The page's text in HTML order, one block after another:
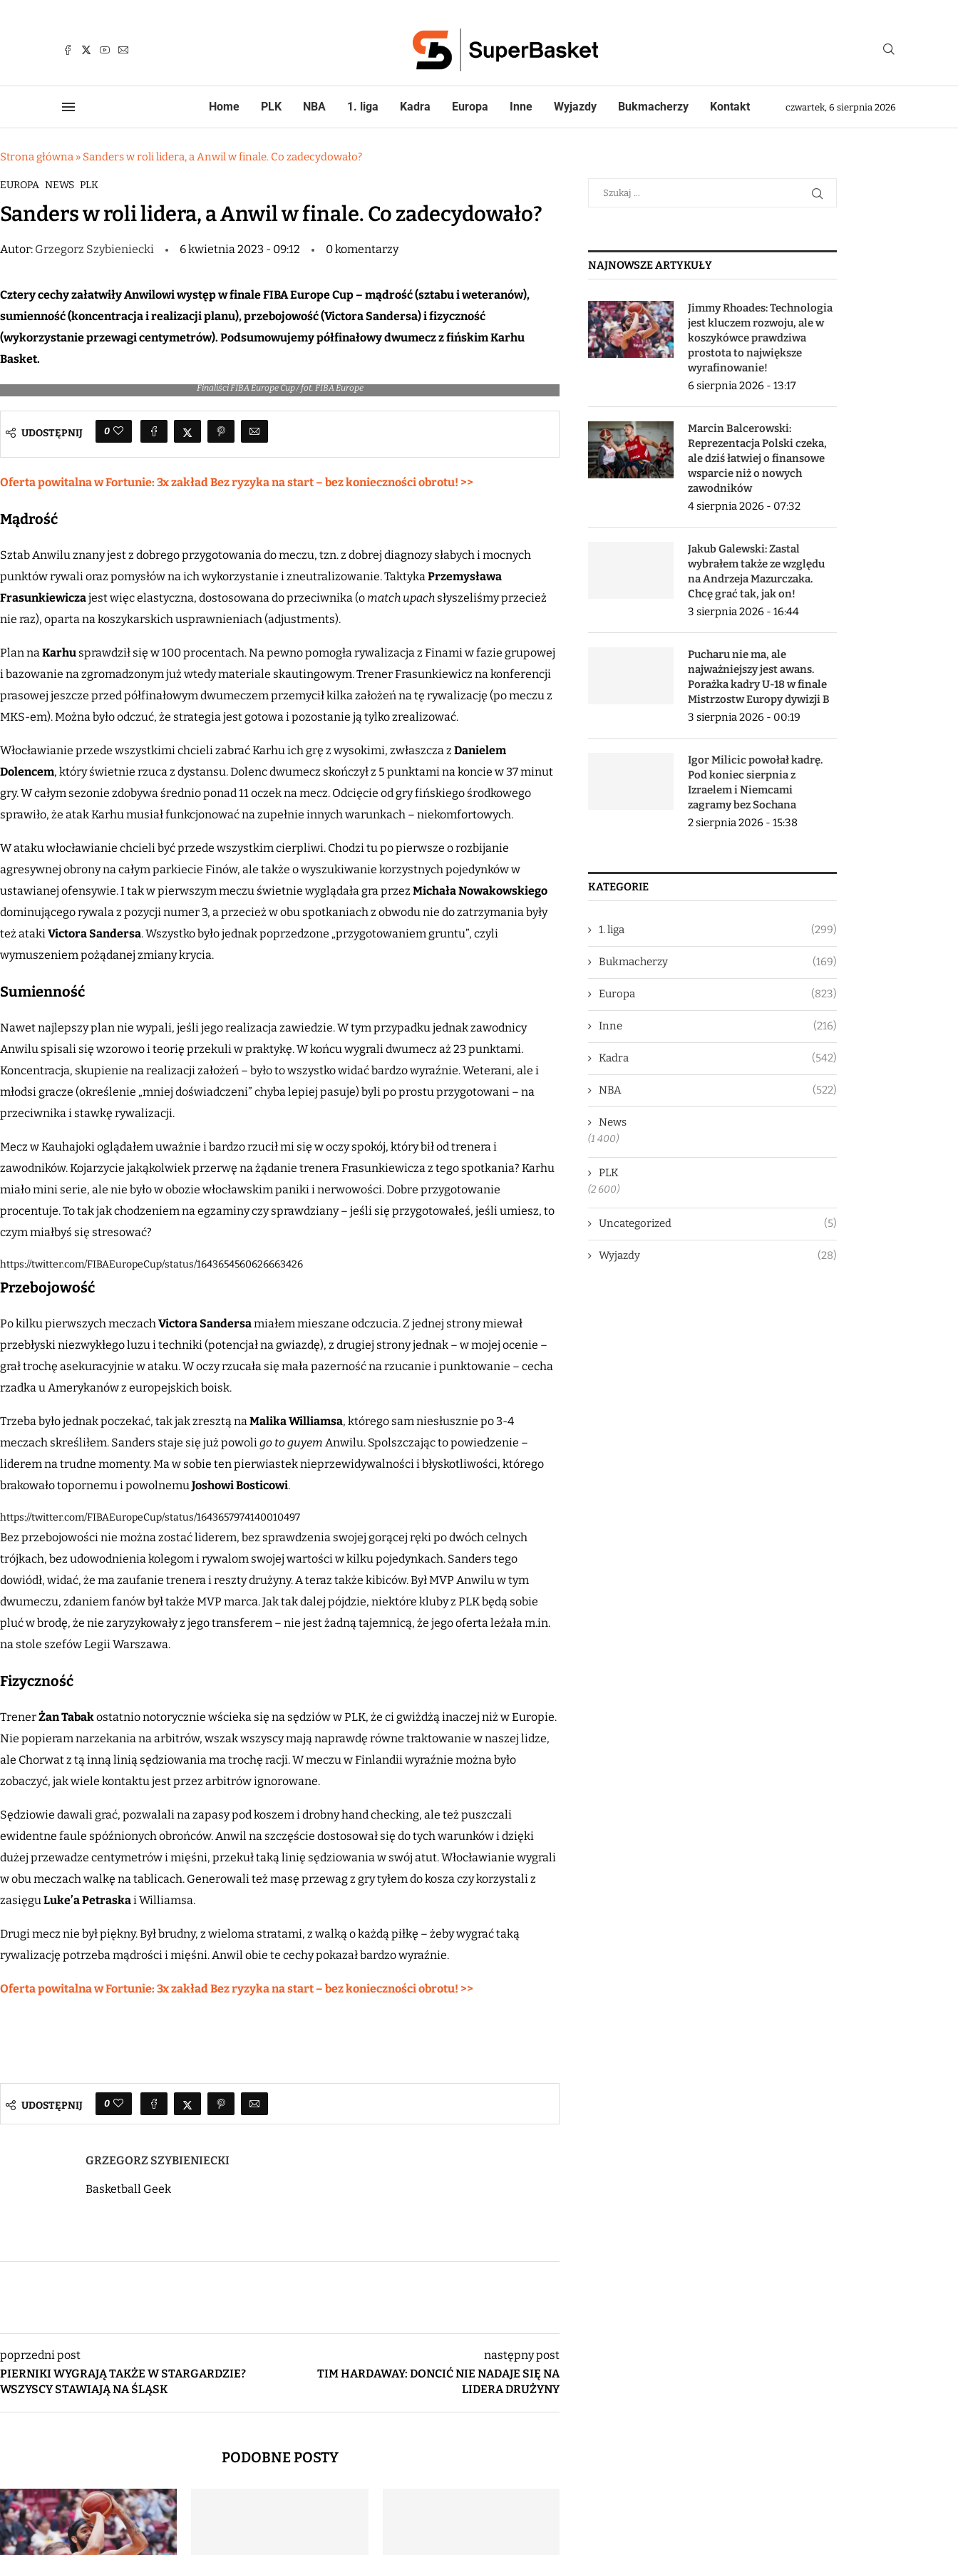
Home PLK NBA 1. liga Kadra Europa Inne Wyjazdy Bukmacherzy Kontakt czwartek, 6 sierpnia 2026
Strona główna » Sanders w roli lidera, a Anwil w finale. Co zadecydowało?
EUROPA NEWS PLK
Sanders w roli lidera, a Anwil w finale. Co zadecydowało?
Autor: Grzegorz Szybieniecki 6 kwietnia 2023 - 09:12 0 komentarzy
Cztery cechy załatwiły Anwilowi występ w finale FIBA Europe Cup – mądrość (sztabu i weteranów),
sumienność (koncentracja i realizacji planu), przebojowość (Victora Sandersa) i fizyczność
(wykorzystanie przewagi centymetrów). Podsumowujemy półfinałowy dwumecz z fińskim Karhu
Basket.
Finaliści FIBA Europe Cup / fot. FIBA Europe
UDOSTĘPNIJ 0
Oferta powitalna w Fortunie: 3x zakład Bez ryzyka na start – bez konieczności obrotu! >>
Mądrość
Sztab Anwilu znany jest z dobrego przygotowania do meczu, tzn. z dobrej diagnozy słabych i mocnych
punktów rywali oraz pomysłów na ich wykorzystanie i zneutralizowanie. TaktykaPrzemysława
Frasunkiewiczajest więc elastyczna, dostosowana do przeciwnika (o match upach słyszeliśmy przecież
nie raz), oparta na koszykarskich usprawnieniach (adjustments).
Plan naKarhu sprawdził się w 100 procentach. Na pewno pomogła rywalizacja z Finami w fazie grupowej
i bazowanie na zgromadzonym już wtedy materiale skautingowym. Trener Frasunkiewicz na konferencji
prasowej jeszcze przed półfinałowym dwumeczem przemycił kilka założeń na tę rywalizację (po meczu z
MKS-em). Można było odczuć, że strategia jest gotowa i pozostanie ją tylko zrealizować.
Włocławianie przede wszystkimi chcieli zabrać Karhu ich grę z wysokimi, zwłaszcza z Danielem
Dolencem, który świetnie rzuca z dystansu. Dolenc dwumecz skończył z 5 punktami na koncie w 37 minut
gry. W całym sezonie zdobywa średnio ponad 11 oczek na mecz. Odcięcie od gry fińskiego środkowego
sprawiło, że atak Karhu musiał funkcjonować na zupełnie innych warunkach – niekomfortowych.
W ataku włocławianie chcieli być przede wszystkim cierpliwi. Chodzi tu po pierwsze o rozbijanie
agresywnej obrony na całym parkiecie Finów, ale także o wyszukiwanie korzystnych pojedynków w
ustawianej ofensywie. I tak w pierwszym meczu świetnie wyglądała gra przez Michała Nowakowskiego
dominującego rywala z pozycji numer 3, a przecież w obu spotkaniach z obwodu nie do zatrzymania były
też atakiVictora Sandersa. Wszystko było jednak poprzedzone „przygotowaniem gruntu”, czyli
wymuszeniem pożądanej zmiany krycia.
Sumienność
Nawet najlepszy plan nie wypali, jeśli jego realizacja zawiedzie. W tym przypadku jednak zawodnicy
Anwilu spisali się wzorowo i teorię przekuli w praktykę. W końcu wygrali dwumecz aż 23 punktami.
Koncentracja, skupienie na realizacji założeń – było to wszystko widać bardzo wyraźnie. Weterani, ale i
młodsi gracze (określenie „mniej doświadczeni” chyba lepiej pasuje) byli po prostu przygotowani – na
przeciwnika i stawkę rywalizacji.
Mecz w Kauhajoki oglądałem uważnie i bardzo rzucił mi się w oczy spokój, który bił od trenera i
zawodników. Kojarzycie jakąkolwiek przerwę na żądanie trenera Frasunkiewicza z tego spotkania? Karhu
miało mini serie, ale nie było w obozie włocławskim paniki i nerwowości. Dobre przygotowanie
procentuje. To tak jak chodzeniem na egzaminy czy sprawdziany – jeśli się przygotowałeś, jeśli umiesz, to
czym miałbyś się stresować?
https://twitter.com/FIBAEuropeCup/status/1643654560626663426
Przebojowość
Po kilku pierwszych meczachVictora Sandersamiałem mieszane odczucia. Z jednej strony miewał
przebłyski niezwykłego luzu i techniki (potencjał na gwiazdę), z drugiej strony jednak – w mojej ocenie –
grał trochę asekuracyjnie w ataku. W oczy rzucała się mała pazerność na rzucanie i punktowanie – cecha
rzadka u Amerykanów z europejskich boisk.
Trzeba było jednak poczekać, tak jak zresztą naMalika Williamsa, którego sam niesłusznie po 3-4
meczach skreśliłem. Sanders staje się już powoligo to guyem Anwilu. Spolszczając to powiedzenie –
liderem na trudne momenty. Ma w sobie ten pierwiastek nieprzewidywalności i błyskotliwości, którego
brakowało topornemu i powolnemuJoshowi Bosticowi.
https://twitter.com/FIBAEuropeCup/status/1643657974140010497
Bez przebojowości nie można zostać liderem, bez sprawdzenia swojej gorącej ręki po dwóch celnych
trójkach, bez udowodnienia kolegom i rywalom swojej wartości w kilku pojedynkach. Sanders tego
dowiódł, widać, że ma zaufanie trenera i reszty drużyny. A teraz także kibiców. Był MVP Anwilu w tym
dwumeczu, zdaniem fanów był także MVP marca. Jak tak dalej pójdzie, niektóre kluby z PLK będą sobie
pluć w brodę, że nie zaryzykowały z jego transferem – nie jest żadną tajemnicą, że jego oferta leżała m.in.
na stole szefów Legii Warszawa.
Fizyczność
TrenerŻan Tabakostatnio notorycznie wścieka się na sędziów w PLK, że ci gwiżdżą inaczej niż w Europie.
Nie popieram narzekania na arbitrów, wszak wszyscy mają naprawdę równe traktowanie w naszej lidze,
ale Chorwat z tą inną linią sędziowania ma trochę racji. W meczu w Finlandii wyraźnie można było
zobaczyć, jak wiele kontaktu jest przez arbitrów ignorowane.
Sędziowie dawali grać, pozwalali na zapasy pod koszem i drobny hand checking, ale też puszczali
ewidentne faule spóźnionych obrońców. Anwil na szczęście dostosował się do tych warunków i dzięki
dużej przewadze centymetrów i mięśni, przekuł taką linię sędziowania w swój atut. Włocławianie wygrali
w obu meczach walkę na tablicach. Generowali też masę przewag z gry tyłem do kosza czy korzystali z
zasięguLuke’a Petraskai Williamsa.
Drugi mecz nie był piękny. Był brudny, z wieloma stratami, z walką o każdą piłkę – żeby wygrać taką
rywalizację potrzeba mądrości i mięśni. Anwil obie te cechy pokazał bardzo wyraźnie.
Oferta powitalna w Fortunie: 3x zakład Bez ryzyka na start – bez konieczności obrotu! >>
UDOSTĘPNIJ 0
GRZEGORZ SZYBIENIECKI
Basketball Geek
poprzedni post
PIERNIKI WYGRAJĄ TAKŻE W STARGARDZIE?
WSZYSCY STAWIAJĄ NA ŚLĄSK
następny post
TIM HARDAWAY: DONCIĆ NIE NADAJE SIĘ NA
LIDERA DRUŻYNY
PODOBNE POSTY
NAJNOWSZE ARTYKUŁY
Jimmy Rhoades: Technologia
jest kluczem rozwoju, ale w
koszykówce prawdziwa
prostota to największe
wyrafinowanie!
6 sierpnia 2026 - 13:17
Marcin Balcerowski:
Reprezentacja Polski czeka,
ale dziś łatwiej o finansowe
wsparcie niż o nowych
zawodników
4 sierpnia 2026 - 07:32
Jakub Galewski: Zastal
wybrałem także ze względu
na Andrzeja Mazurczaka.
Chcę grać tak, jak on!
3 sierpnia 2026 - 16:44
Pucharu nie ma, ale
najważniejszy jest awans.
Porażka kadry U-18 w finale
Mistrzostw Europy dywizji B
3 sierpnia 2026 - 00:19
Igor Milicic powołał kadrę.
Pod koniec sierpnia z
Izraelem i Niemcami
zagramy bez Sochana
2 sierpnia 2026 - 15:38
KATEGORIE
1. liga (299)
Bukmacherzy (169)
Europa (823)
Inne (216)
Kadra (542)
NBA (522)
News
(1 400)
PLK
(2 600)
Uncategorized (5)
Wyjazdy (28)